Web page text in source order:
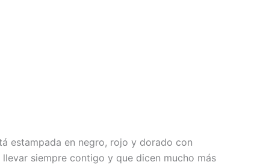
estampada en negro, rojo y dorado con
siempre contigo y que dicen mucho más